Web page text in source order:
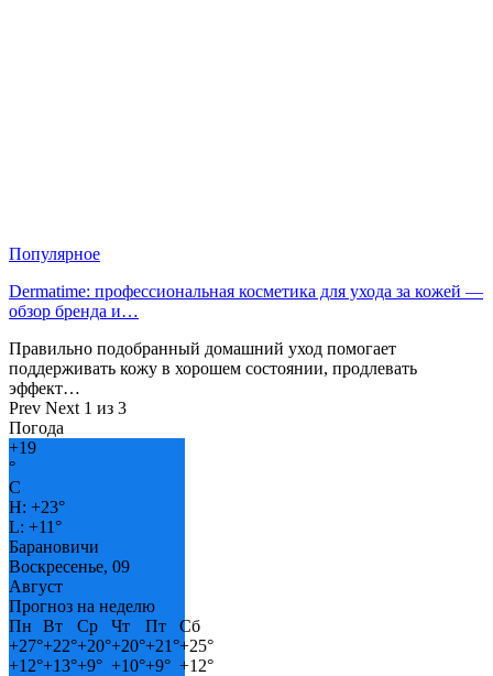
Популярное
Dermatime: профессиональная косметика для ухода за кожей —
обзор бренда и…
Правильно подобранный домашний уход помогает
поддерживать кожу в хорошем состоянии, продлевать
эффект…
Prev Next 1 из 3
Погода
+19
°
C
H: +23°
L: +11°
Барановичи
Воскресенье, 09
Август
Прогноз на неделю
Пн
Вт Ср Чт Пт
Сб
+27°+22°+20°+20°+21°+25°
+12°+13°+9° +10°+9° +12°